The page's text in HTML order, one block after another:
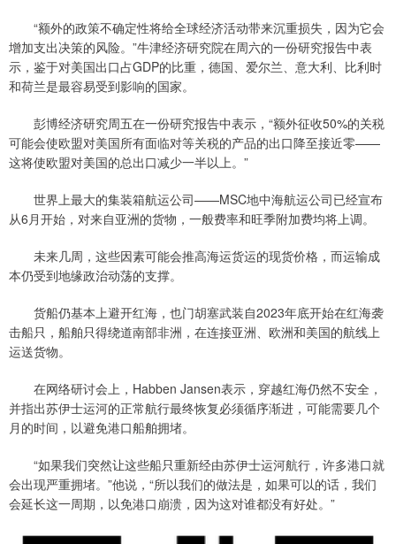
“额外的政策不确定性将给全球经济活动带来沉重损失，因为它会
增加支出决策的风险。”牛津经济研究院在周六的一份研究报告中表
示，鉴于对美国出口占GDP的比重，德国、爱尔兰、意大利、比利时
和荷兰是最容易受到影响的国家。
彭博经济研究周五在一份研究报告中表示，“额外征收50%的关税
可能会使欧盟对美国所有面临对等关税的产品的出口降至接近零——
这将使欧盟对美国的总出口减少一半以上。”
世界上最大的集装箱航运公司——MSC地中海航运公司已经宣布
从6月开始，对来自亚洲的货物，一般费率和旺季附加费均将上调。
未来几周，这些因素可能会推高海运货运的现货价格，而运输成
本仍受到地缘政治动荡的支撑。
货船仍基本上避开红海，也门胡塞武装自2023年底开始在红海袭
击船只，船舶只得绕道南部非洲，在连接亚洲、欧洲和美国的航线上
运送货物。
在网络研讨会上，Habben Jansen表示，穿越红海仍然不安全，
并指出苏伊士运河的正常航行最终恢复必须循序渐进，可能需要几个
月的时间，以避免港口船舶拥堵。
“如果我们突然让这些船只重新经由苏伊士运河航行，许多港口就
会出现严重拥堵。”他说，“所以我们的做法是，如果可以的话，我们
会延长这一周期，以免港口崩溃，因为这对谁都没有好处。”